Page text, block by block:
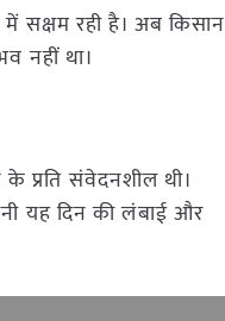
सक्षम रही है। अब किसान
नहीं था।
प्रति संवेदनशील थी।
यह दिन की लंबाई और